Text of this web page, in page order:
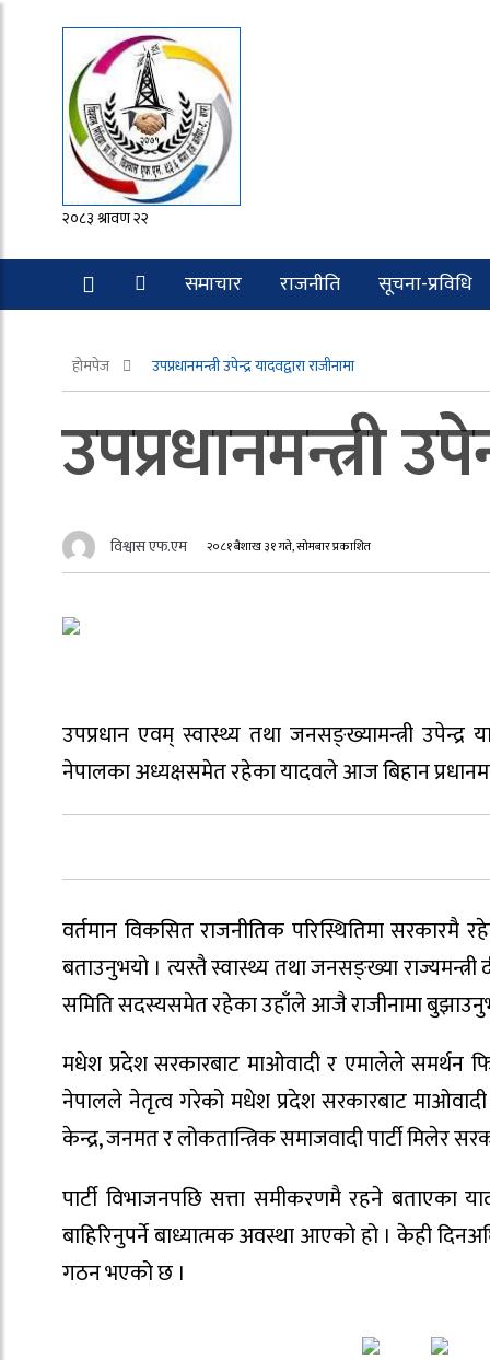
२०८३ श्रावण २२
समाचार राजनीति सूचना-प्रविधि
होमपेज उपप्रधानमन्त्री उपेन्द्र यादवद्वारा राजीनामा
उपप्रधानमन्त्री
विश्वास एफ.एम २०८१ बैशाख ३१ गते, सोमबार प्रकाशित
उपप्रधान एवम् स्वास्थ्य तथा जनसङ्ख्यामन्त्री
नेपालका अध्यक्षसमेत रहेका यादवले आज बिहान
वर्तमान विकसित राजनीतिक परिस्थितिमा सरकारमै
बताउनुभयो । त्यस्तै स्वास्थ्य तथा जनसङ्ख्या
समिति सदस्यसमेत रहेका उहाँले आजै राजीनामा
मधेश प्रदेश सरकारबाट माओवादी र एमालेले समर्थन
नेपालले नेतृत्व गरेको मधेश प्रदेश सरकारबाट
केन्द्र, जनमत र लोकतान्त्रिक समाजवादी पार्टी मिलेर
पार्टी विभाजनपछि सत्ता समीकरणमै रहने
बाहिरिनुपर्ने बाध्यात्मक अवस्था आएको हो । केही
गठन भएको छ ।